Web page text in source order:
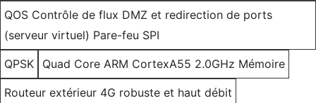
QOS Contrôle de flux DMZ et redirection de ports
(serveur virtuel) Pare-feu SPI
QPSK Quad Core ARM CortexA55 2.0GHz Mémoire
Routeur extérieur 4G robuste et haut débit